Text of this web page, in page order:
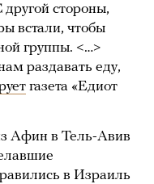
стороны,
встали, чтобы
группы. <…>
раздавать еду,
газета «Едиот
Афин в Тель-Авив
в Израиль